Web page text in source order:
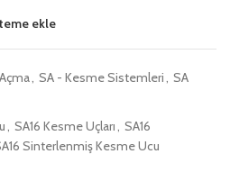
ekle
SA - Kesme Sistemleri
SA
SA16 Kesme Uçları
SA16
Sinterlenmiş Kesme Ucu